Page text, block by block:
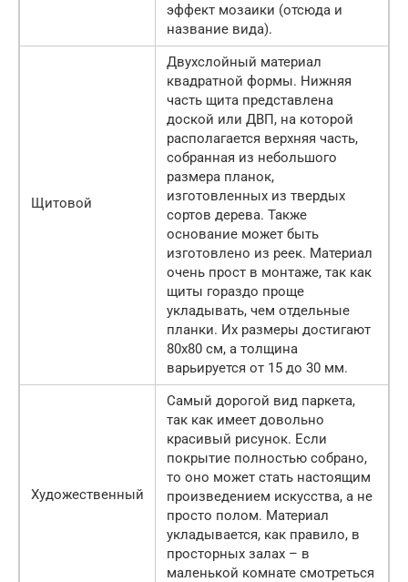
эффект мозаики (отсюда и
название вида).
Щитовой
Двухслойный материал
квадратной формы. Нижняя
часть щита представлена
доской или ДВП, на которой
располагается верхняя часть,
собранная из небольшого
размера планок,
изготовленных из твердых
сортов дерева. Также
основание может быть
изготовлено из реек. Материал
очень прост в монтаже, так как
щиты гораздо проще
укладывать, чем отдельные
планки. Их размеры достигают
80х80 см, а толщина
варьируется от 15 до 30 мм.
Художественный
Самый дорогой вид паркета,
так как имеет довольно
красивый рисунок. Если
покрытие полностью собрано,
то оно может стать настоящим
произведением искусства, а не
просто полом. Материал
укладывается, как правило, в
просторных залах – в
маленькой комнате смотреться